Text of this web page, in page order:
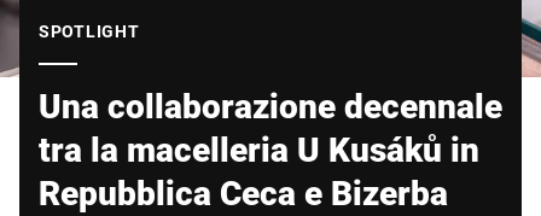
SPOTLIGHT
Una collaborazione decennale
tra la macelleria U Kusáků in
Repubblica Ceca e Bizerba